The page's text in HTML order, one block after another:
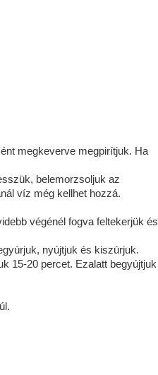
megkeverve megpirítjuk. Ha
belemorzsoljuk az
víz még kellhet hozzá.
végénél fogva feltekerjük és
nyújtjuk és kiszúrjuk.
15-20 percet. Ezalatt begyújtjuk